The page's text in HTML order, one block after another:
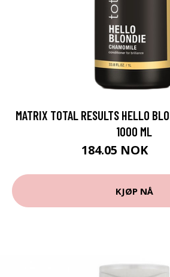
MATRIX TOTAL RESULTS HELLO
1000 ML
184.05 NOK
KJØP NÅ